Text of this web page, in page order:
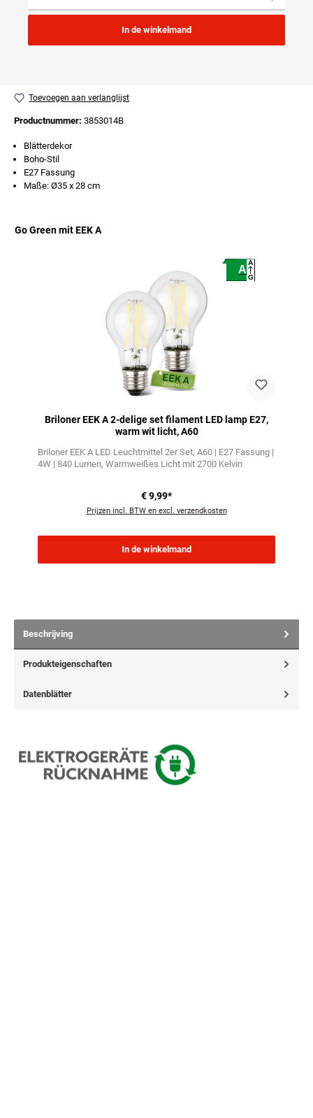
In de winkelmand
Toevoegen aan verlanglijst
Productnummer: 3853014B
Blätterdekor
Boho-Stil
E27 Fassung
Maße: Ø35 x 28 cm
Go Green mit EEK A
A
A
G
Briloner EEK A 2-delige set filament LED lamp E27,
warm wit licht, A60
Briloner EEK A LED Leuchtmittel 2er Set A60 | E27 Fassung |
4W | 840 Lumen Warmweißes Licht mit 2700 Kelvin
€ 9,99*
Prijzen incl. BTW en excl. verzendkosten
In de winkelmand
Beschrijving
Produkteigenschaften
Datenblätter